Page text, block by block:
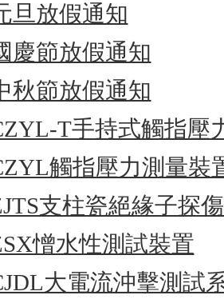
旦放假通知
慶節放假通知
秋節放假通知
T手持式觸指壓
觸指壓力測量裝
支柱瓷絕緣子探
憎水性測試裝置
大電流沖擊測試